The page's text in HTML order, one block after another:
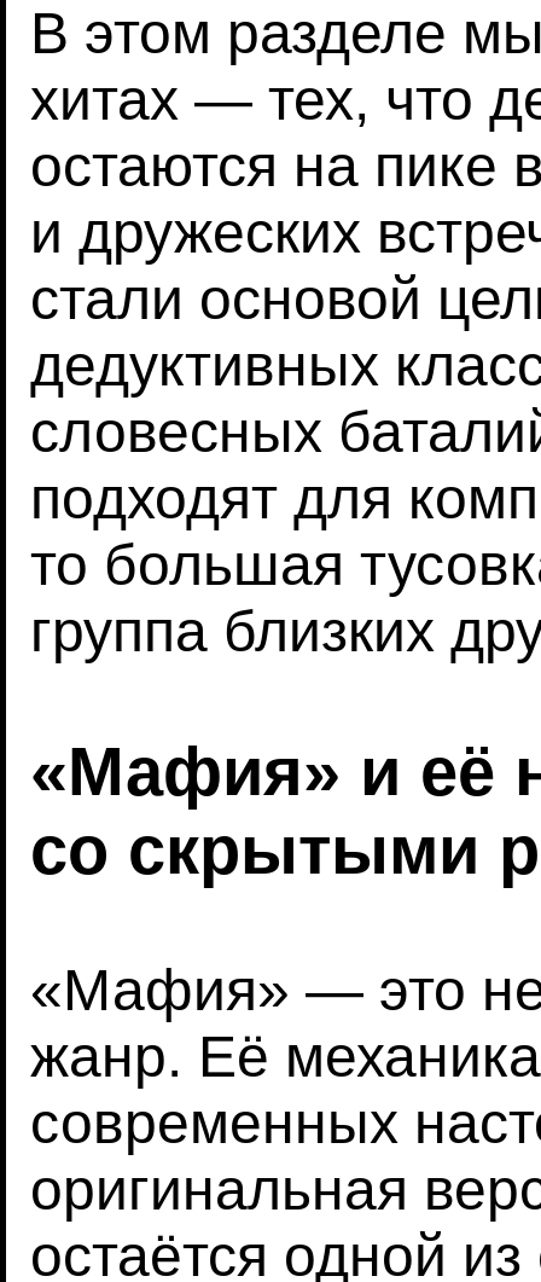
В этом разделе
хитах — тех, что
остаются на пике
и дружеских
стали основой
дедуктивных
словесных
подходят для
то большая
группа близких
«Мафия» и её
со скрытыми
«Мафия» — это не
жанр. Её
современных
оригинальная
остаётся одной